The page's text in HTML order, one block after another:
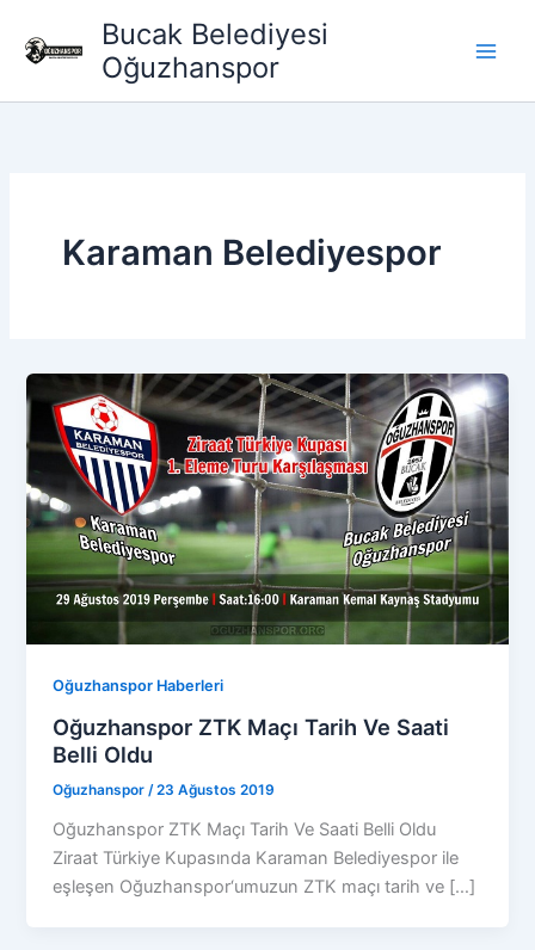
atla
Bucak Belediyesi
Oğuzhanspor
Karaman Belediyespor
Oğuzhanspor Haberleri
Oğuzhanspor ZTK Maçı Tarih Ve Saati
Belli Oldu
Oğuzhanspor/23 Ağustos 2019
Oğuzhanspor ZTK Maçı Tarih Ve Saati Belli Oldu
Ziraat Türkiye Kupasında Karaman Belediyespor ile
eşleşen Oğuzhanspor‘umuzun ZTK maçı tarih ve […]